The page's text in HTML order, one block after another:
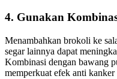
4. Gunakan
Menambahkan brokoli ke
segar lainnya dapat
Kombinasi dengan bawang
memperkuat efek anti